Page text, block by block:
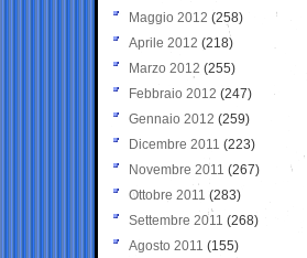
Maggio 2012 (258)
Aprile 2012 (218)
Marzo 2012 (255)
Febbraio 2012 (247)
Gennaio 2012 (259)
Dicembre 2011 (223)
Novembre 2011 (267)
Ottobre 2011 (283)
Settembre 2011 (268)
Agosto 2011 (155)